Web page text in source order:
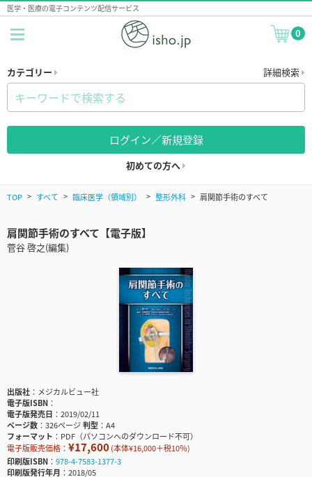
医学・医療の電子コンテンツ配信サービス
0
カテゴリー 詳細検索
ログイン／新規登録
初めての方へ
TOP すべて 臨床医学（領域別） 整形外科 肩関節手術のすべて
肩関節手術のすべて【電子版】
菅谷 啓之(編集)
出版社
メジカルビュー社
電子版ISBN
電子版発売日
2019/02/11
ページ数
326ページ判型
A4
フォーマット
PDF（パソコンへのダウンロード不可）
電子版販売価格： ¥17,600(本体¥16,000＋税10％)
印刷版ISBN
978-4-7583-1377-3
印刷版発行年月
2018/05